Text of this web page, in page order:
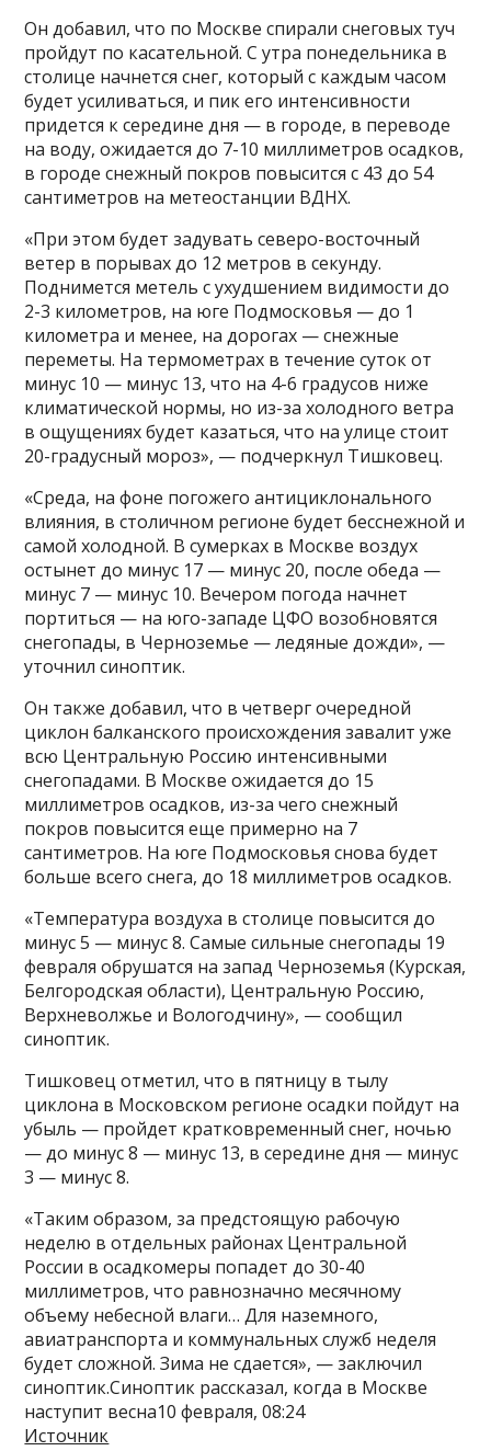
Он добавил, что по Москве спирали снеговых туч
пройдут по касательной. С утра понедельника в
столице начнется снег, который с каждым часом
будет усиливаться, и пик его интенсивности
придется к середине дня — в городе, в переводе
на воду, ожидается до 7-10 миллиметров осадков,
в городе снежный покров повысится с 43 до 54
сантиметров на метеостанции ВДНХ.
«При этом будет задувать северо-восточный
ветер в порывах до 12 метров в секунду.
Поднимется метель с ухудшением видимости до
2-3 километров, на юге Подмосковья — до 1
километра и менее, на дорогах — снежные
переметы. На термометрах в течение суток от
минус 10 — минус 13, что на 4-6 градусов ниже
климатической нормы, но из-за холодного ветра
в ощущениях будет казаться, что на улице стоит
20-градусный мороз», — подчеркнул Тишковец.
«Среда, на фоне погожего антициклонального
влияния, в столичном регионе будет бесснежной и
самой холодной. В сумерках в Москве воздух
остынет до минус 17 — минус 20, после обеда —
минус 7 — минус 10. Вечером погода начнет
портиться — на юго-западе ЦФО возобновятся
снегопады, в Черноземье — ледяные дожди», —
уточнил синоптик.
Он также добавил, что в четверг очередной
циклон балканского происхождения завалит уже
всю Центральную Россию интенсивными
снегопадами. В Москве ожидается до 15
миллиметров осадков, из-за чего снежный
покров повысится еще примерно на 7
сантиметров. На юге Подмосковья снова будет
больше всего снега, до 18 миллиметров осадков.
«Температура воздуха в столице повысится до
минус 5 — минус 8. Самые сильные снегопады 19
февраля обрушатся на запад Черноземья (Курская,
Белгородская области), Центральную Россию,
Верхневолжье и Вологодчину», — сообщил
синоптик.
Тишковец отметил, что в пятницу в тылу
циклона в Московском регионе осадки пойдут на
убыль — пройдет кратковременный снег, ночью
— до минус 8 — минус 13, в середине дня — минус
3 — минус 8.
«Таким образом, за предстоящую рабочую
неделю в отдельных районах Центральной
России в осадкомеры попадет до 30-40
миллиметров, что равнозначно месячному
объему небесной влаги… Для наземного,
авиатранспорта и коммунальных служб неделя
будет сложной. Зима не сдается», — заключил
синоптик.Синоптик рассказал, когда в Москве
наступит весна10 февраля, 08:24
Источник